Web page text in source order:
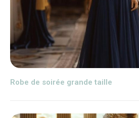
Robe de soirée grande taille